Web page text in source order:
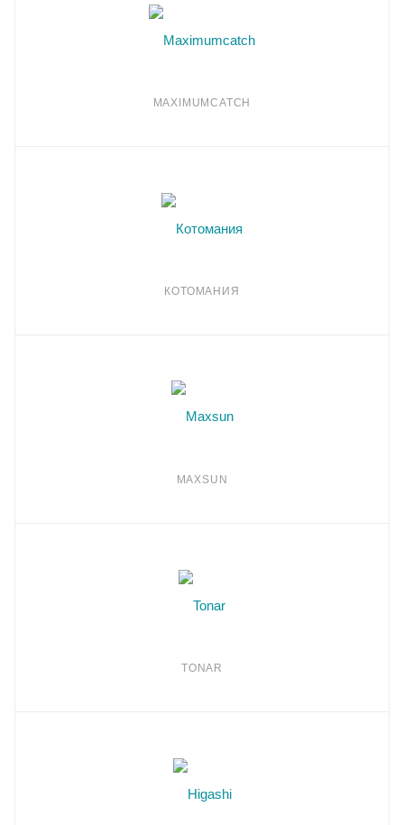
MAXIMUMCATCH
КОТОМАНИЯ
MAXSUN
TONAR